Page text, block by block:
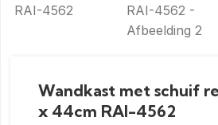
Wandkast met schuif
x 44cm RAI-4562